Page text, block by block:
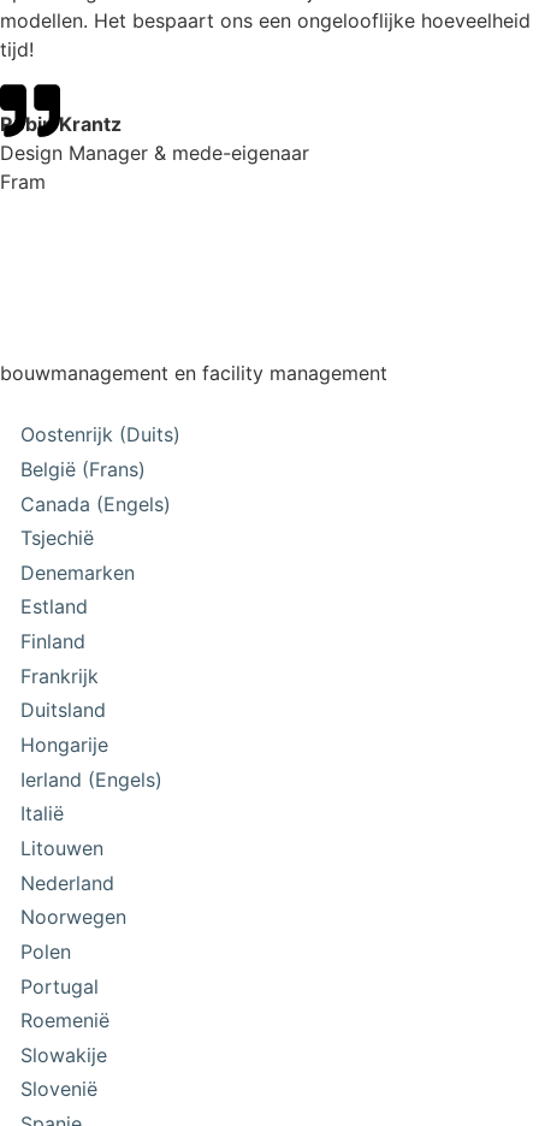
modellen. Het bespaart ons een ongelooflijke hoeveelheid
tijd!
Robin Krantz
Design Manager & mede-eigenaar
Fram
bouwmanagement en facility management
Oostenrijk (Duits)
België (Frans)
Canada (Engels)
Tsjechië
Denemarken
Estland
Finland
Frankrijk
Duitsland
Hongarije
Ierland (Engels)
Italië
Litouwen
Nederland
Noorwegen
Polen
Portugal
Roemenië
Slowakije
Slovenië